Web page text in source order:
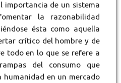
de un sistema
la razonabilidad
ésta como aquella
crítico del hombre y de
todo en lo que se refere a
del consumo que
en un mercado